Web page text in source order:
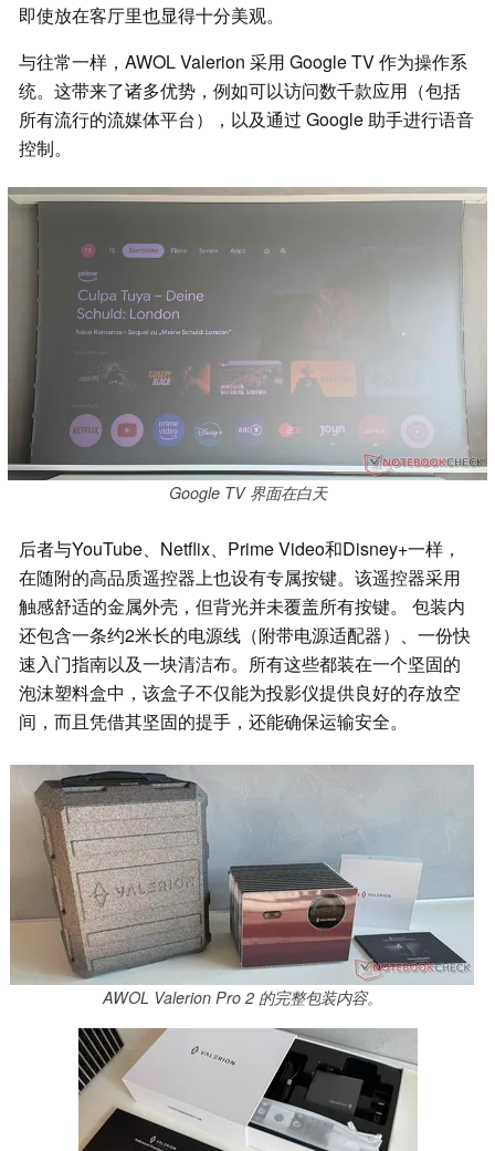
即使放在客厅里也显得十分美观。
与往常一样，AWOL Valerion 采用 Google TV 作为操作系
统。这带来了诸多优势，例如可以访问数千款应用（包括
所有流行的流媒体平台），以及通过 Google 助手进行语音
控制。
Google TV 界面在白天
后者与YouTube、Netflix、Prime Video和Disney+一样，
在随附的高品质遥控器上也设有专属按键。该遥控器采用
触感舒适的金属外壳，但背光并未覆盖所有按键。 包装内
还包含一条约2米长的电源线（附带电源适配器）、一份快
速入门指南以及一块清洁布。所有这些都装在一个坚固的
泡沫塑料盒中，该盒子不仅能为投影仪提供良好的存放空
间，而且凭借其坚固的提手，还能确保运输安全。
AWOL Valerion Pro 2 的完整包装内容。